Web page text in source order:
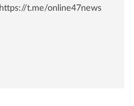
https://t.me/online47news